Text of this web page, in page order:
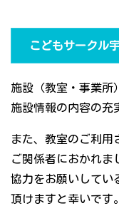
こどもサークル
施設（教室・事業所
施設情報の内容の充
また、教室のご利用
ご関係者におかれま
協力をお願いしてい
頂けますと幸いです。